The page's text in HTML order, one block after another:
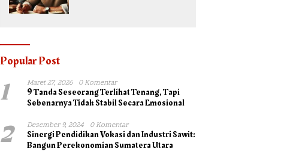
Popular Post
1 Maret 27, 2026 0 Komentar
9 Tanda Seseorang Terlihat Tenang, Tapi
Sebenarnya Tidak Stabil Secara Emosional
2 Desember 9, 2024 0 Komentar
Sinergi Pendidikan Vokasi dan Industri Sawit:
Bangun Perekonomian Sumatera Utara